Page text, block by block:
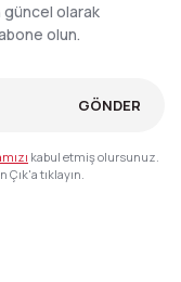
güncel olarak
olun.
GÖNDER
kabul etmiş olursunuz.
Çık'a tıklayın.